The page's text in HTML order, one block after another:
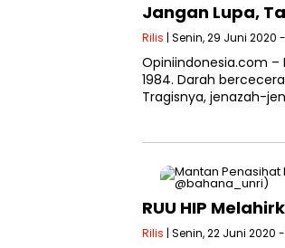
Jangan Lupa,
Rilis | Senin, 29 Juni 2020
Opiniindonesia.com
1984. Darah
Tragisnya, jenazah-
RUU HIP
Rilis | Senin, 22 Juni 2020 -